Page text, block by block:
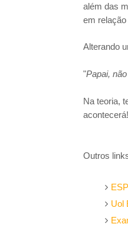
além das
em
Alterando
"Papai,
Na teoria,
acontecerá!
Outros
Uol